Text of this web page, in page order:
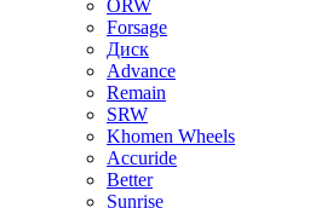
ORW
Forsage
Диск
Advance
Remain
SRW
Khomen Wheels
Accuride
Better
Sunrise